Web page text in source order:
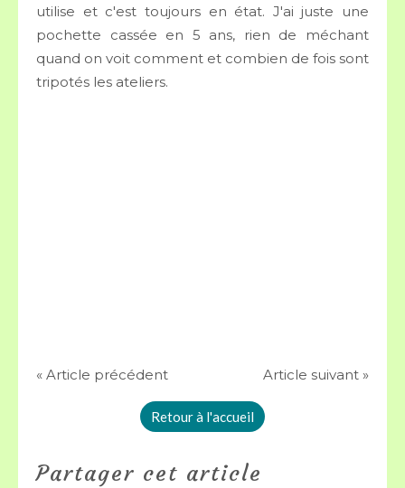
utilise et c'est toujours en état. J'ai juste une
pochette cassée en 5 ans, rien de méchant
quand on voit comment et combien de fois sont
tripotés les ateliers.
« Article précédent Article suivant »
Retour à l'accueil
Partager cet article